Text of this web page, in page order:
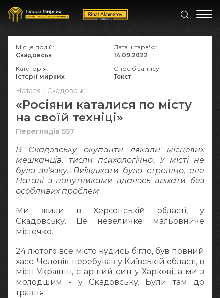
Наталя | Скадовськ
«Росіяни каталися по місту
на своїй техніці»
Переглядів 557
В Скадовську окупанти лякали місцевих
мешканців, тисли психологічно. У місті не
було зв’язку. Виїжджати було страшно, але
Наталі з попутниками вдалось виїхати без
особливих проблем
Ми жили в Херсонській області, у
Скадовську. Це невеличке мальовниче
містечко.
24 лютого все місто кудись бігло, був повний
хаос. Чоловік перебував у Київській області, в
місті Українці, старший син у Харкові, а ми з
молодшим - у Скадовську. Були там до
травня.
Місце подій:
Скадовськ
Дата інтерв'ю:
14.09.2022
Категорія:
Історії мирних
Спосіб запису:
Текст